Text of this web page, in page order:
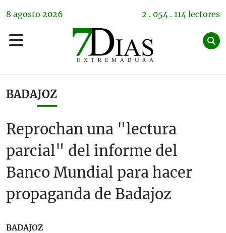
8 agosto 2026 2 . 054 . 114 lectores
BADAJOZ
Reprochan una "lectura
parcial" del informe del
Banco Mundial para hacer
propaganda de Badajoz
BADAJOZ